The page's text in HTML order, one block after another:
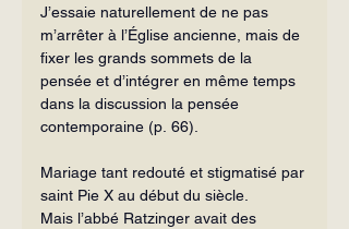
J’essaie naturellement de ne pas
m’arrêter à l’Église ancienne, mais de
fixer les grands sommets de la
pensée et d’intégrer en même temps
dans la discussion la pensée
contemporaine (p. 66).
Mariage tant redouté et stigmatisé par
saint Pie X au début du siècle.
Mais l’abbé Ratzinger avait des